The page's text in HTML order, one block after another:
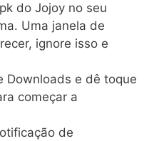
do Jojoy no seu
Uma janela de
ignore isso e
Downloads e dê toque
começar a
de